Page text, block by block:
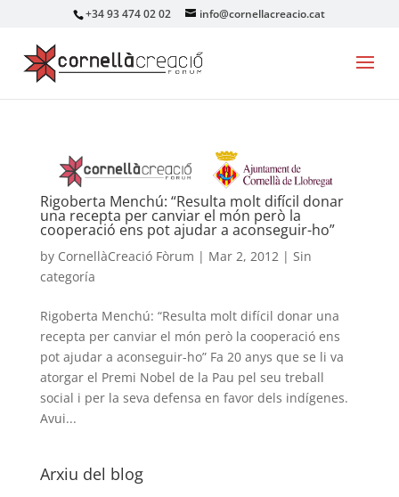
+34 93 474 02 02 info@cornellacreacio.cat
Rigoberta Menchú: “Resulta molt difícil donar
una recepta per canviar el món però la
cooperació ens pot ajudar a aconseguir-ho”
by CornellàCreació Fòrum | Mar 2, 2012| Sin
categoría
Rigoberta Menchú: “Resulta molt difícil donar una
recepta per canviar el món però la cooperació ens
pot ajudar a aconseguir-ho” Fa 20 anys que se li va
atorgar el Premi Nobel de la Pau pel seu treball
social i per la seva defensa en favor dels indígenes.
Avui...
Arxiu del blog